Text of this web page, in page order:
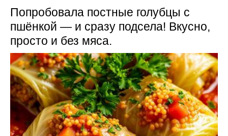
Попробовала постные голубцы с
пшёнкой — и сразу подсела! Вкусно,
просто и без мяса.